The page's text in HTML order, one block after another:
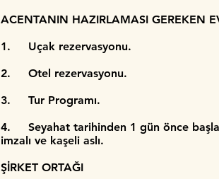
ACENTANIN HAZIRLAMASI GEREKEN
1. Uçak rezervasyonu.
2. Otel rezervasyonu.
3. Tur Programı.
4. Seyahat tarihinden 1 gün önce
imzalı ve kaşeli aslı.
ŞİRKET ORTAĞI